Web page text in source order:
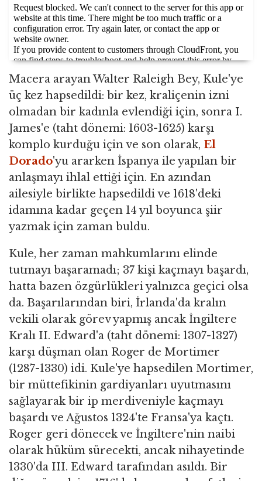
Macera arayan Walter Raleigh Bey, Kule'ye
üç kez hapsedildi: bir kez, kraliçenin izni
olmadan bir kadınla evlendiği için, sonra I.
James'e (taht dönemi: 1603-1625) karşı
komplo kurduğu için ve son olarak, El
Dorado'yu ararken İspanya ile yapılan bir
anlaşmayı ihlal ettiği için. En azından
ailesiyle birlikte hapsedildi ve 1618'deki
idamına kadar geçen 14 yıl boyunca şiir
yazmak için zaman buldu.
Kule, her zaman mahkumlarını elinde
tutmayı başaramadı; 37 kişi kaçmayı başardı,
hatta bazen özgürlükleri yalnızca geçici olsa
da. Başarılarından biri, İrlanda'da kralın
vekili olarak görev yapmış ancak İngiltere
Kralı II. Edward'a (taht dönemi: 1307-1327)
karşı düşman olan Roger de Mortimer
(1287-1330) idi. Kule'ye hapsedilen Mortimer,
bir müttefikinin gardiyanları uyutmasını
sağlayarak bir ip merdiveniyle kaçmayı
başardı ve Ağustos 1324'te Fransa'ya kaçtı.
Roger geri dönecek ve İngiltere'nin naibi
olarak hüküm sürecekti, ancak nihayetinde
1330'da III. Edward tarafından asıldı. Bir